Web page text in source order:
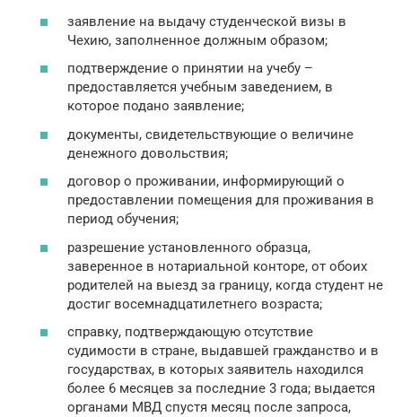
заявление на выдачу студенческой визы в
Чехию, заполненное должным образом;
подтверждение о принятии на учебу –
предоставляется учебным заведением, в
которое подано заявление;
документы, свидетельствующие о величине
денежного довольствия;
договор о проживании, информирующий о
предоставлении помещения для проживания в
период обучения;
разрешение установленного образца,
заверенное в нотариальной конторе, от обоих
родителей на выезд за границу, когда студент не
достиг восемнадцатилетнего возраста;
справку, подтверждающую отсутствие
судимости в стране, выдавшей гражданство и в
государствах, в которых заявитель находился
более 6 месяцев за последние 3 года; выдается
органами МВД спустя месяц после запроса,